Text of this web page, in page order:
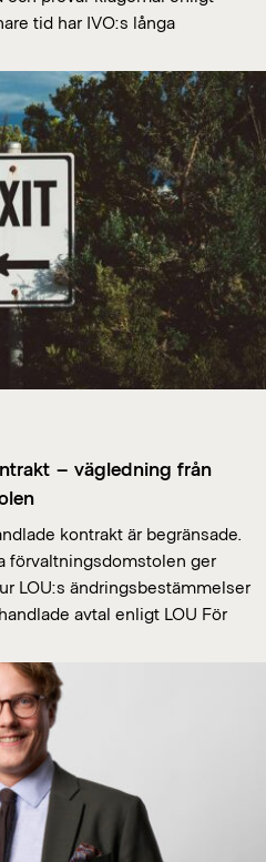
tid har IVO:s långa
– vägledning från
kontrakt är begränsade.
förvaltningsdomstolen ger
LOU:s ändringsbestämmelser
avtal enligt LOU För